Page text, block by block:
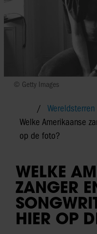
© Getty Images
Wereldsterren
Welke Amerikaanse
op de foto?
WELKE
ZANGER
HIER OP